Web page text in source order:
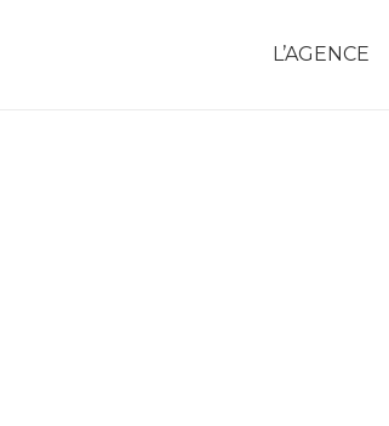
L’AGENCE